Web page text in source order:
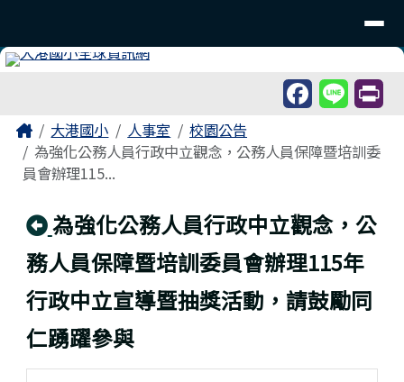
主內容區域
Home大港國小 人事室
校園公告
為強化公務人員行政中立觀念，公務人員保障暨培訓委
員會辦理115...
回上頁
為強化公務人員行政中立觀念，公
務人員保障暨培訓委員會辦理115年
行政中立宣導暨抽獎活動，請鼓勵同
仁踴躍參與
頁尾區域